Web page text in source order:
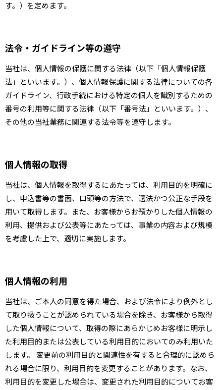
す。）を定めます。
法令・ガイドライン等の遵守
当社は、個人情報の保護に関する法律（以下「個人情報保護
法」といいます。）、個人情報保護に関する法律についての各
ガイドライン、行政手続における特定の個人を識別するための
番号の利用等に関する法律（以下「番号法」といいます。）、
その他の当社業務に関連する法令等を遵守します。
個人情報の取得
当社は、個人情報を取得するにあたっては、利用目的を明確に
し、申込書等の書面、口頭等の方法で、適法かつ公正な手段を
用いて取得します。また、お客様からお預かりした個人情報の
利用、提供および公表等にあたっては、事業の内容および規模
を考慮した上で、適切に実施します。
個人情報の利用
当社は、ご本人の同意を得た場合、および法令により例外とし
て取り扱うことが認められている場合を除き、お客様から取得
した個人情報について、取得の際にあらかじめお客様に明示し
た利用目的または公表している利用目的においてのみ利用いた
します。 変更前の利用目的と関連性を有すると合理的に認めら
れる場合に限り、利用目的を変更することがあります。なお、
利用目的を変更した場合は、変更された利用目的についてお客